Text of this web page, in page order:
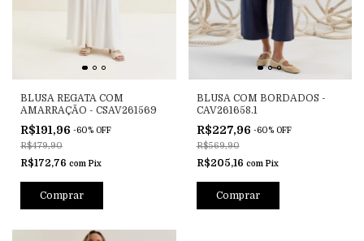
BLUSA REGATA COM
AMARRAÇÃO - CSAV261569
R$191,96 -60% OFF
R$479,90
R$172,76 com Pix
Comprar
BLUSA COM BORDADOS -
CAV261658.1
R$227,96 -60% OFF
R$569,90
R$205,16 com Pix
Comprar